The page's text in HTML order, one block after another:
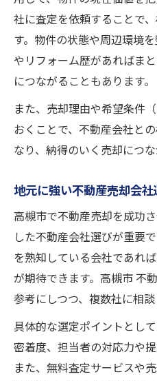
社に査定を依頼することで
す。物件の状態や周辺環境
やリフォーム歴があればま
につながることもあります。
また、売却理由や希望条件
おくことで、不動産会社と
なり、納得のいく売却につな
地元に強い不動産売却会社
高槻市で不動産売却を成功
した不動産会社選びが重要
を熟知している会社であれ
が期待できます。高槻市 不
参考にしつつ、複数社に相談
具体的な選定ポイントとし
密着度、担当者の対応力や
また、無料査定サービスや